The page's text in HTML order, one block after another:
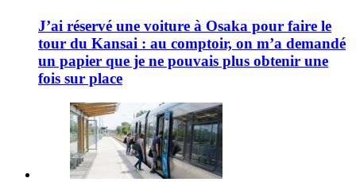
J’ai réservé une voiture à Osaka pour faire le
tour du Kansai : au comptoir, on m’a demandé
un papier que je ne pouvais plus obtenir une
fois sur place